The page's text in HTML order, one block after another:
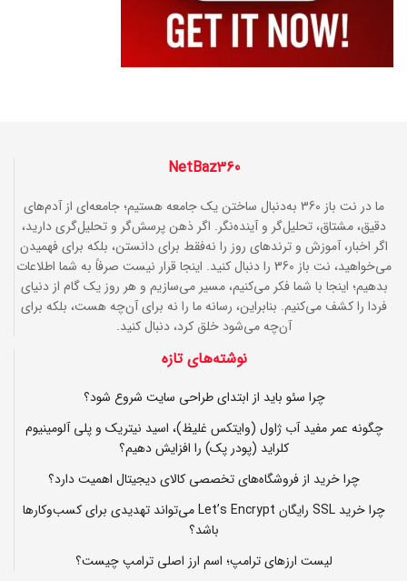
NetBaz360
ما در نت باز 360 به‌دنبال ساختن یک جامعه هستیم؛ جامعه‌ای از آدم‌های
دقیق، مشتاق، تحلیل‌گر و آینده‌نگر. اگر ذهن پرسش‌گر و تحلیل‌گری دارید،
اگر اخبار، آموزش و ترندهای روز را نه‌فقط برای دانستن، بلکه برای فهمیدن
می‌خواهید، نت باز 360 را دنبال کنید. اینجا قرار نیست صرفاً به شما اطلاعات
بدهیم؛ اینجا با شما فکر می‌کنیم، مسیر می‌سازیم و هر روز یک گام از دنیای
فردا را کشف می‌کنیم. بنابراین، رسانه ما را نه برای آن‌چه هست، بلکه برای
آن‌چه می‌شود خلق کرد، دنبال کنید.
نوشته‌های تازه
چرا سئو باید از ابتدای طراحی سایت شروع شود؟
چگونه عمر مفید آب ژاول (وایتکس غلیظ)، اسید نیتریک و پلی آلومینیوم
کلراید (پودر پک) را افزایش دهیم؟
چرا خرید از فروشگاه‌های تخصصی کالای دیجیتال اهمیت دارد؟
چرا خرید SSL رایگان Let’s Encrypt می‌تواند تهدیدی برای کسب‌وکارها
باشد؟
لیست ارزهای ترامپ؛ اسم ارز اصلی ترامپ چیست؟